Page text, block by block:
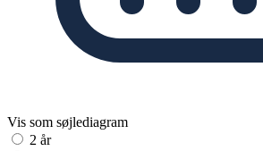
Vis som søjlediagram
2 år